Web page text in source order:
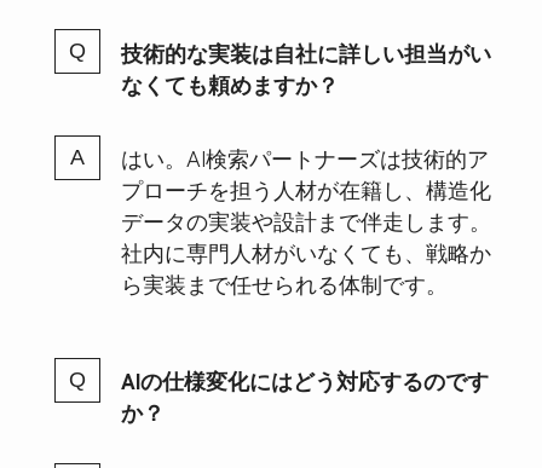
技術的な実装は自社に詳しい担当がい
なくても頼めますか？
はい。AI検索パートナーズは技術的ア
プローチを担う人材が在籍し、構造化
データの実装や設計まで伴走します。
社内に専門人材がいなくても、戦略か
ら実装まで任せられる体制です。
AIの仕様変化にはどう対応するのです
か？